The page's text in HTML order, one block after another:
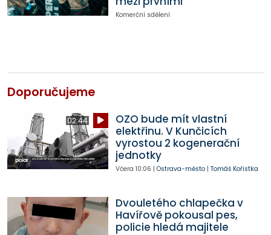
Komerční sdělení
Doporučujeme
02:44
OZO bude mít vlastní
elektřinu. V Kunčicích
vyrostou 2 kogenerační
jednotky
Včera 10:06 | Ostrava-město| Tomáš Kořistka
Dvouletého chlapečka v
Havířově pokousal pes,
policie hledá majitele